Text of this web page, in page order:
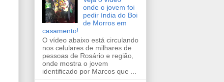
onde o jovem foi
pedir índia do Boi
de Morros em
casamento!
O vídeo abaixo está circulando
nos celulares de milhares de
pessoas de Rosário e região,
onde mostra o jovem
identificado por Marcos que ...